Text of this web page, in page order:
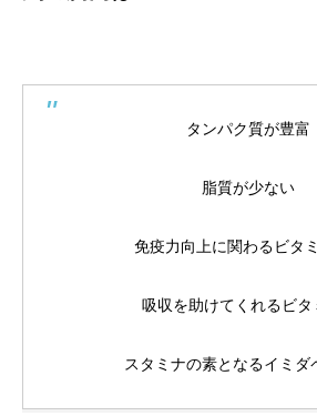
タンパク質が豊富
脂質が少ない
免疫力向上に関わるビタ
吸収を助けてくれるビタ
スタミナの素となるイミダ